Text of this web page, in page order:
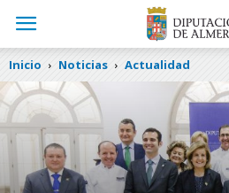
Inicio Noticias Actualidad